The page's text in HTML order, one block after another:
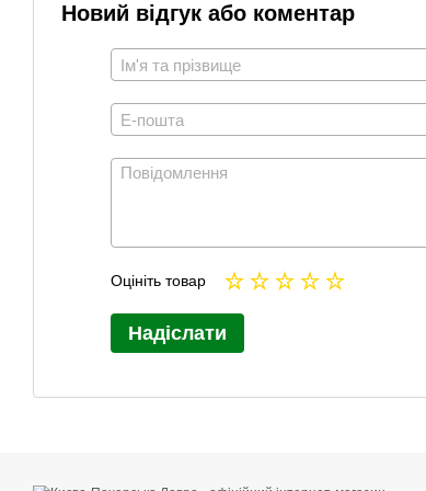
Новий відгук або коментар
Оцініть товар
Надіслати